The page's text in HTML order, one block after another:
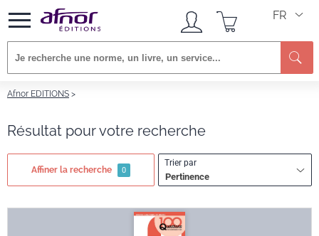
FR
Afnor EDITIONS
Résultat pour votre recherche
Affiner la recherche 0
Trier par
Pertinence